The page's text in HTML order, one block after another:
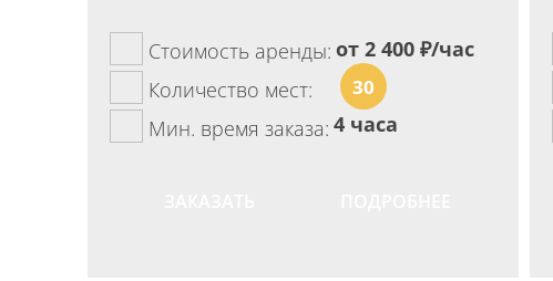
Стоимость аренды: от 2 400 ₽/час
Количество мест:
30
Мин. время заказа: 4 часа